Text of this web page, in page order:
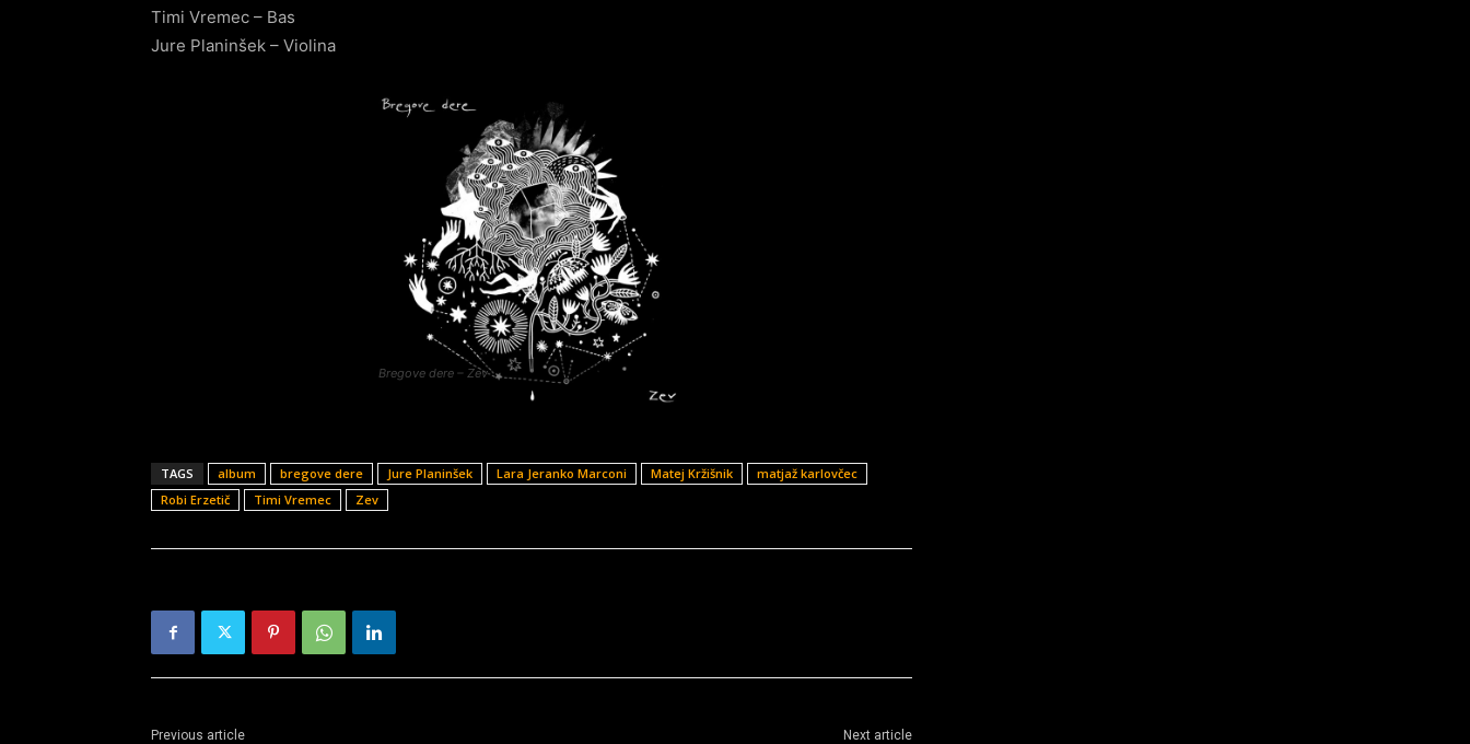
Timi Vremec – Bas
Jure Planinšek – Violina
Bregove dere – Zev
TAGS album bregove dere Jure Planinšek Lara Jeranko Marconi Matej Kržišnik
matjaž karlovčec
Robi Erzetič
Timi Vremec Zev
Previous article Next article